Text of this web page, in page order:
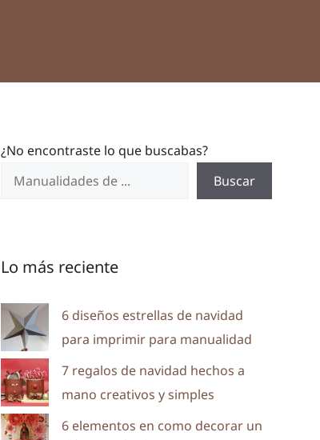
¿No encontraste lo que buscabas?
Buscar
Lo más reciente
6 diseños estrellas de navidad
para imprimir para manualidad
7 regalos de navidad hechos a
mano creativos y simples
6 elementos en como decorar un